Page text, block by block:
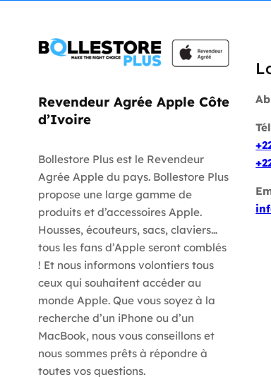
Revendeur Agrée Apple Côte
d’Ivoire
Bollestore Plus est le Revendeur
Agrée Apple du pays. Bollestore Plus
propose une large gamme de
produits et d’accessoires Apple.
Housses, écouteurs, sacs, claviers…
tous les fans d’Apple seront comblés
! Et nous informons volontiers tous
ceux qui souhaitent accéder au
monde Apple. Que vous soyez à la
recherche d’un iPhone ou d’un
MacBook, nous vous conseillons et
nous sommes prêts à répondre à
toutes vos questions.